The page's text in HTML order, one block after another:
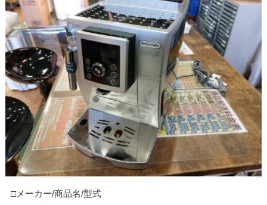
□メーカー/商品名/型式